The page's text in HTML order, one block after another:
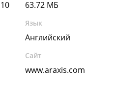
63.72 МБ
Язык
Английский
Сайт
www.araxis.com